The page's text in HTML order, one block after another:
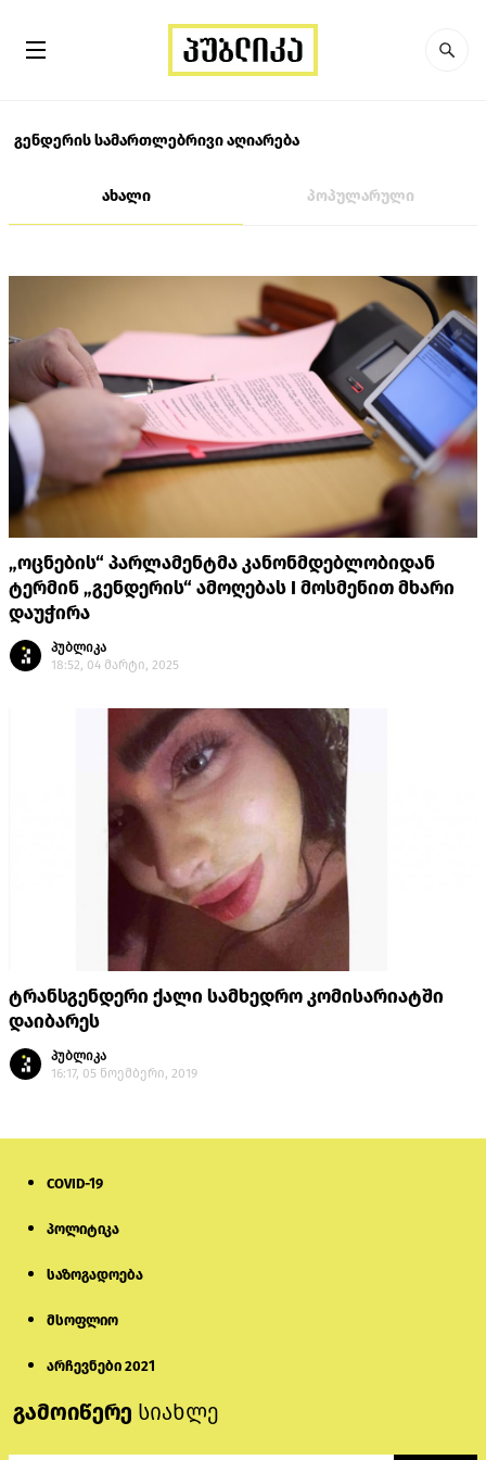
გენდერის სამართლებრივი აღიარება
ახალი პოპულარული
„ოცნების“ პარლამენტმა კანონმდებლობიდან
ტერმინ „გენდერის“ ამოღებას I მოსმენით მხარი
დაუჭირა
პუბლიკა
18:52, 04 მარტი, 2025
ტრანსგენდერი ქალი სამხედრო კომისარიატში
დაიბარეს
პუბლიკა
16:17, 05 ნოემბერი, 2019
COVID-19
პოლიტიკა
საზოგადოება
მსოფლიო
არჩევნები 2021
გამოიწერე სიახლე